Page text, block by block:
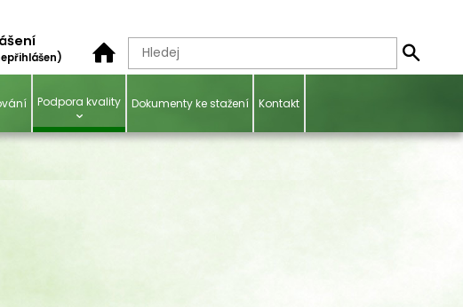
Podpora kvality Dokumenty ke stažení Kontakt